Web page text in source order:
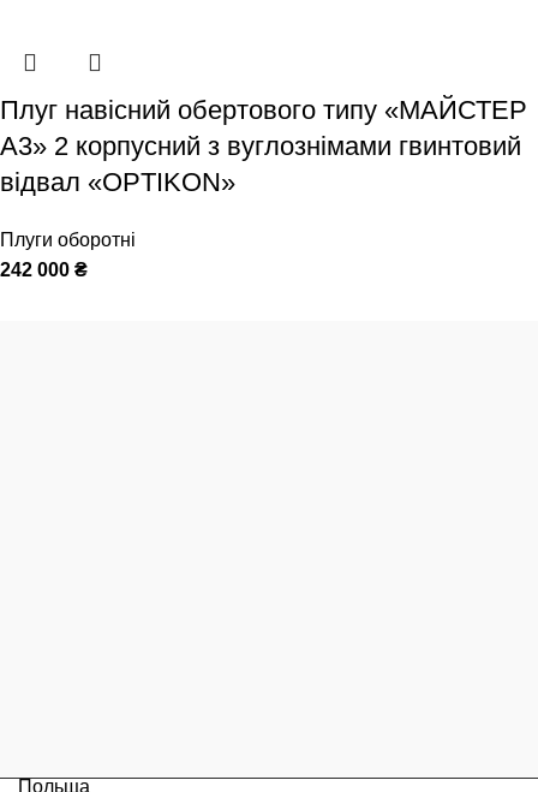
Плуг навісний обертового типу «МАЙСТЕР
А3» 2 корпусний з вуглознімами гвинтовий
відвал «OPTIKON»
Плуги оборотні
242 000 ₴
Польща